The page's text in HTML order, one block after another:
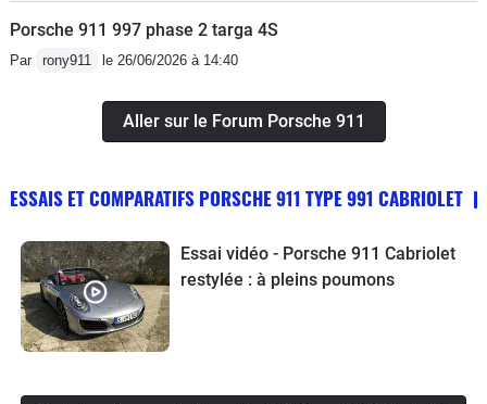
Porsche 911 997 phase 2 targa 4S
Par rony911 le 26/06/2026 à 14:40
Aller sur le Forum Porsche 911
ESSAIS ET COMPARATIFS PORSCHE 911 TYPE 991 CABRIOLET
Essai vidéo - Porsche 911 Cabriolet
restylée : à pleins poumons